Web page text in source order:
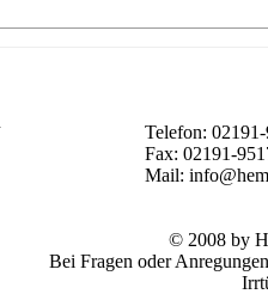
Telefon:
Fax: 02191-
Mail:
© 2008 by
Bei Fragen oder